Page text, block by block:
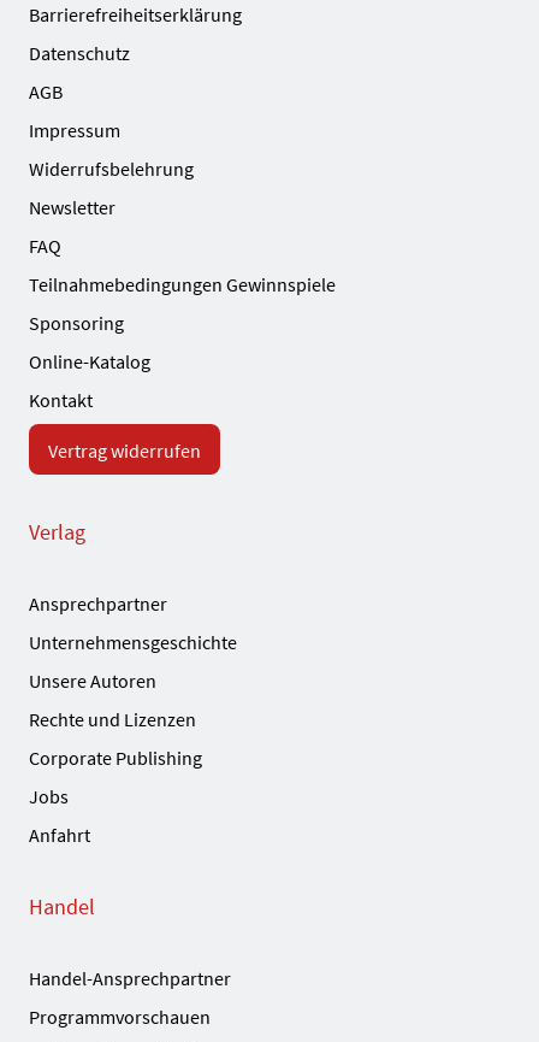
Barrierefreiheitserklärung
Datenschutz
AGB
Impressum
Widerrufsbelehrung
Newsletter
FAQ
Teilnahmebedingungen Gewinnspiele
Sponsoring
Online-Katalog
Kontakt
Vertrag widerrufen
Verlag
Ansprechpartner
Unternehmensgeschichte
Unsere Autoren
Rechte und Lizenzen
Corporate Publishing
Jobs
Anfahrt
Handel
Handel-Ansprechpartner
Programmvorschauen